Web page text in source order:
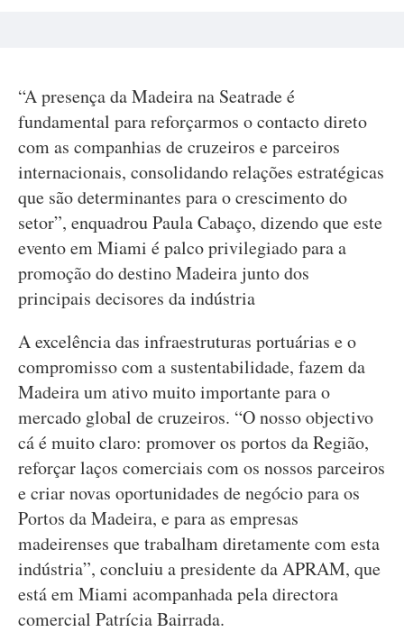
“A presença da Madeira na Seatrade é
fundamental para reforçarmos o contacto direto
com as companhias de cruzeiros e parceiros
internacionais, consolidando relações estratégicas
que são determinantes para o crescimento do
setor”, enquadrou Paula Cabaço, dizendo que este
evento em Miami é palco privilegiado para a
promoção do destino Madeira junto dos
principais decisores da indústria
A excelência das infraestruturas portuárias e o
compromisso com a sustentabilidade, fazem da
Madeira um ativo muito importante para o
mercado global de cruzeiros. “O nosso objectivo
cá é muito claro: promover os portos da Região,
reforçar laços comerciais com os nossos parceiros
e criar novas oportunidades de negócio para os
Portos da Madeira, e para as empresas
madeirenses que trabalham diretamente com esta
indústria”, concluiu a presidente da APRAM, que
está em Miami acompanhada pela directora
comercial Patrícia Bairrada.